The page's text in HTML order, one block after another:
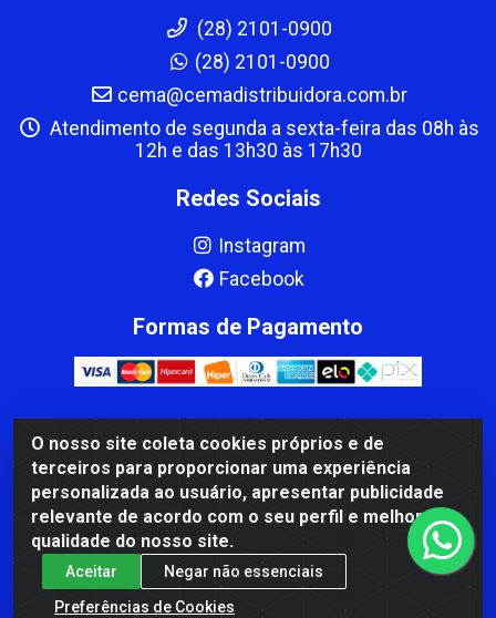
O nosso site coleta cookies próprios e de
terceiros para proporcionar uma experiência
personalizada ao usuário, apresentar publicidade
relevante de acordo com o seu perfil e melhorar a
qualidade do nosso site.
Aceitar
Negar não essenciais
Preferências de Cookies
(28) 2101-0900
(28) 2101-0900
cema@cemadistribuidora.com.br
Atendimento de segunda a sexta-feira das 08h às
12h e das 13h30 às 17h30
Redes Sociais
Instagram
Facebook
Formas de Pagamento
CBP MACEDO COMERCIO PEÇAS LTDA Matriz - av Mauro
Miranda Madureira, 1249 - Coramara , Cachoeiro de
Itapemirim/ES - CEP 29.311-310 - CNPJ 00.502.680/0001-41